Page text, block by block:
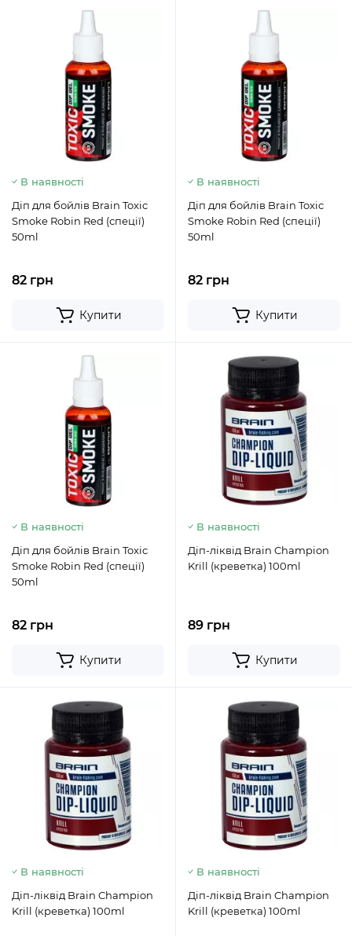
В наявності
Діп для бойлів Brain Toxic
Smoke Robin Red (спеції)
50ml
82 грн
Купити
В наявності
Діп для бойлів Brain Toxic
Smoke Robin Red (спеції)
50ml
82 грн
Купити
В наявності
Діп для бойлів Brain Toxic
Smoke Robin Red (спеції)
50ml
82 грн
Купити
В наявності
Діп-ліквід Brain Champion
Krill (креветка) 100ml
89 грн
Купити
В наявності
Діп-ліквід Brain Champion
Krill (креветка) 100ml
В наявності
Діп-ліквід Brain Champion
Krill (креветка) 100ml